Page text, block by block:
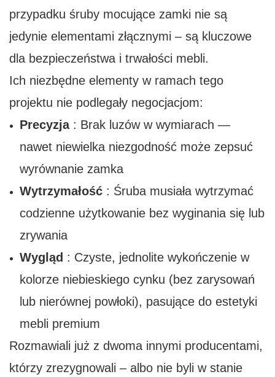
przypadku śruby mocujące zamki nie są
jedynie elementami złącznymi – są kluczowe
dla bezpieczeństwa i trwałości mebli.
Ich niezbędne elementy w ramach tego
projektu nie podlegały negocjacjom:
Precyzja: Brak luzów w wymiarach —
nawet niewielka niezgodność może zepsuć
wyrównanie zamka
Wytrzymałość: Śruba musiała wytrzymać
codzienne użytkowanie bez wyginania się lub
zrywania
Wygląd : Czyste, jednolite wykończenie w
kolorze niebieskiego cynku (bez zarysowań
lub nierównej powłoki), pasujące do estetyki
mebli premium
Rozmawiali już z dwoma innymi producentami,
którzy zrezygnowali – albo nie byli w stanie